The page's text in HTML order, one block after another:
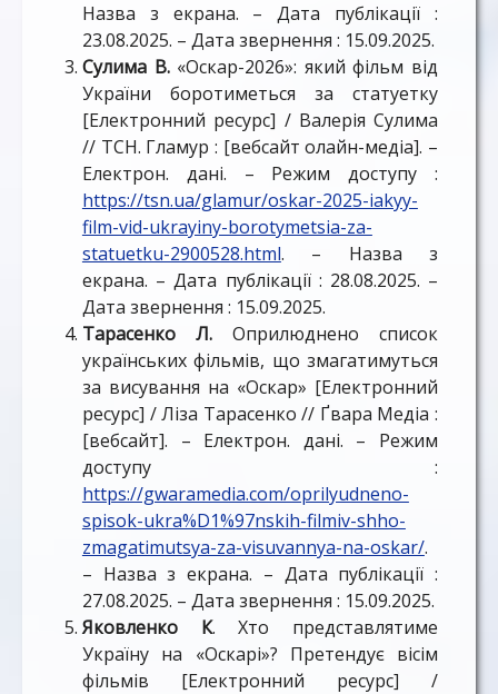
Назва з екрана. – Дата публікації :
23.08.2025. – Дата звернення : 15.09.2025.
Сулима В.«Оскар-2026»: який фільм від
України боротиметься за статуетку
[Електронний ресурс] / Валерія Сулима
// ТСН. Гламур : [вебсайт олайн-медіа]. –
Електрон. дані. – Режим доступу :
https://tsn.ua/glamur/oskar-2025-iakyy-
film-vid-ukrayiny-borotymetsia-za-
statuetku-2900528.html. – Назва з
екрана. – Дата публікації : 28.08.2025. –
Дата звернення : 15.09.2025.
Тарасенко Л.Оприлюднено список
українських фільмів, що змагатимуться
за висування на «Оскар» [Електронний
ресурс] / Ліза Тарасенко // Ґвара Медіа :
[вебсайт]. – Електрон. дані. – Режим
доступу :
https://gwaramedia.com/oprilyudneno-
spisok-ukra%D1%97nskih-filmiv-shho-
zmagatimutsya-za-visuvannya-na-oskar/.
– Назва з екрана. – Дата публікації :
27.08.2025. – Дата звернення : 15.09.2025.
Яковленко К. Хто представлятиме
Україну на «Оскарі»? Претендує вісім
фільмів [Електронний ресурс] /